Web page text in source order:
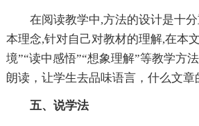
在阅读教学中,方法的设计是十
本理念,针对自己对教材的理解,在本
境”“读中感悟”“想象理解”等教学方
朗读，让学生去品味语言，什么文章
五、说学法